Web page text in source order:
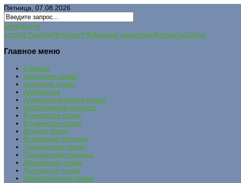
Пятница, 07.08.2026
uristinfo.net
Історія УкраїниИстория РФИсковые заявленияКонтактыСтатьи
Главное меню
Главная
Авторское право
Аграрное право
Адвокатура
Административное право
Арбитражный процесс
Банковское право
Бюджетное право
Водное право
Всемирная история
Гражданское право
Гражданский процесс
Договорное право
Жилищное право
Избирательное право